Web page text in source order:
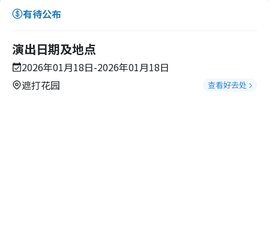
有待公布
演出日期及地点
2026年01月18日-2026年01月18日
遮打花园
查看好去处